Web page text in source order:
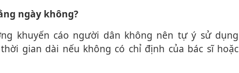
ngày không?
gian dài nếu không có chỉ định của bác sĩ hoặc